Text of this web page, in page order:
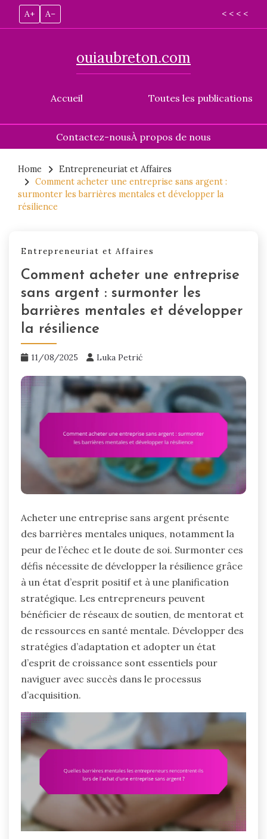
A+ A– < < < <
Accueil
ouiaubreton.com
Toutes les publications
Contactez-nousÀ propos de nous
content
Home
Entrepreneuriat et Affaires
Comment acheter une entreprise sans argent :
surmonter les barrières mentales et développer la
résilience
Entrepreneuriat et Affaires
Comment acheter une entreprise
sans argent : surmonter les
barrières mentales et développer
la résilience
11/08/2025 Luka Petrić
Acheter une entreprise sans argent présente
des barrières mentales uniques, notamment la
peur de l’échec et le doute de soi. Surmonter ces
défis nécessite de développer la résilience grâce
à un état d’esprit positif et à une planification
stratégique. Les entrepreneurs peuvent
bénéficier de réseaux de soutien, de mentorat et
de ressources en santé mentale. Développer des
stratégies d’adaptation et adopter un état
d’esprit de croissance sont essentiels pour
naviguer avec succès dans le processus
d’acquisition.